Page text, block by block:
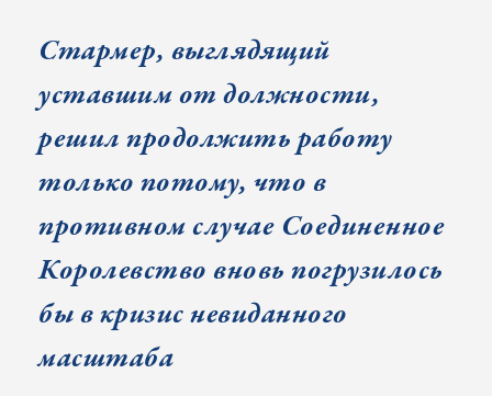
Стармер, выглядящий
уставшим от должности,
решил продолжить работу
только потому, что в
противном случае Соединенное
Королевство вновь погрузилось
бы в кризисневиданного
масштаба